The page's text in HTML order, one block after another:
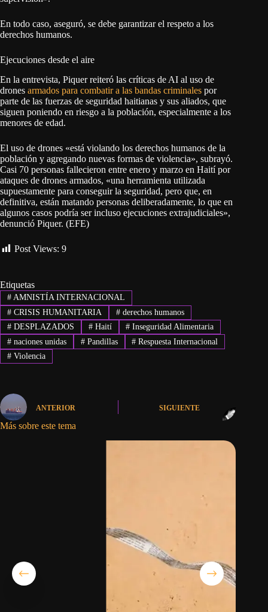
En todo caso, aseguró, se debe garantizar el respeto a los
derechos humanos.
Ejecuciones desde el aire
En la entrevista, Piquer reiteró las críticas de AI al uso de
drones armados para combatir a las bandas criminales por
parte de las fuerzas de seguridad haitianas y sus aliados, que
siguen poniendo en riesgo a la población, especialmente a los
menores de edad.
El uso de drones «está violando los derechos humanos de la
población y agregando nuevas formas de violencia», subrayó.
Casi 70 personas fallecieron entre enero y marzo en Haití por
ataques de drones armados, «una herramienta utilizada
supuestamente para conseguir la seguridad, pero que, en
definitiva, están matando personas deliberadamente, lo que en
algunos casos podría ser incluso ejecuciones extrajudiciales»,
denunció Piquer. (EFE)
Post Views: 9
Etiquetas
#AMNISTÍA INTERNACIONAL
#CRISIS HUMANITARIA #derechos humanos
#DESPLAZADOS #Haití # Inseguridad Alimentaria
#naciones unidas #Pandillas # Respuesta Internacional
#Violencia
ANTERIOR SIGUIENTE
Más sobre este tema